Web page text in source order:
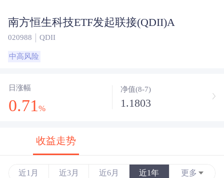
南方恒生科技ETF发起联接(QDII)A
020988 QDII
中高风险
日涨幅
0.71 %
净值(8-7)
1.1803
收益走势
近1月 近3月 近6月 近1年 更多